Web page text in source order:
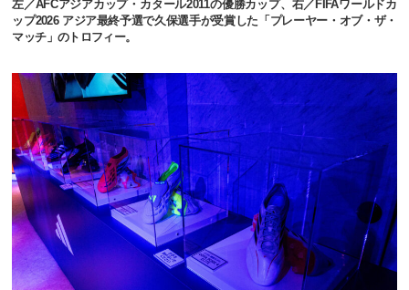
左／AFCアジアカップ・カタール2011の優勝カップ、右／FIFAワールドカ
ップ2026 アジア最終予選で久保選手が受賞した「プレーヤー・オブ・ザ・
マッチ」のトロフィー。